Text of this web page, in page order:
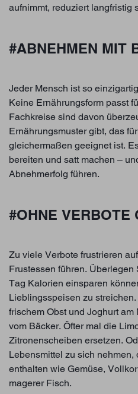
aufnimmt, reduziert langfristig
#ABNEHMEN MIT
Jeder Mensch ist so
Keine Ernährungsform passt
Fachkreise sind davon
Ernährungsmuster gibt, das
gleichermaßen geeignet ist.
bereiten und satt machen –
Abnehmerfolg führen.
#OHNE VERBOTE
Zu viele Verbote frustrieren
Frustessen führen.
Tag Kalorien einsparen
Lieblingsspeisen zu
frischem Obst und Joghurt
vom Bäcker. Öfter mal die
Zitronenscheiben ersetzen.
Lebensmittel zu sich
enthalten wie Gemüse,
magerer Fisch.